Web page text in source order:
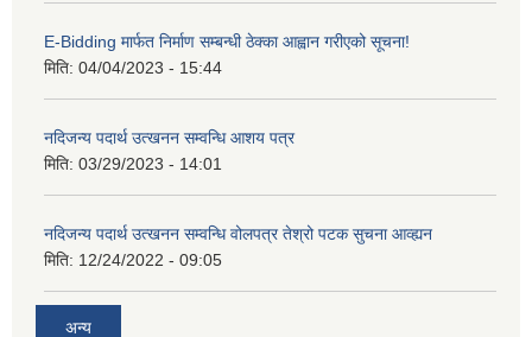
E-Bidding मार्फत निर्माण सम्बन्धी ठेक्का आह्वान गरीएको सूचना!
मिति: 04/04/2023 - 15:44
नदिजन्य पदार्थ उत्खनन सम्वन्धि आशय पत्र
मिति: 03/29/2023 - 14:01
नदिजन्य पदार्थ उत्खनन सम्वन्धि वोलपत्र तेश्रो पटक सुचना आव्ह्यन
मिति: 12/24/2022 - 09:05
अन्य